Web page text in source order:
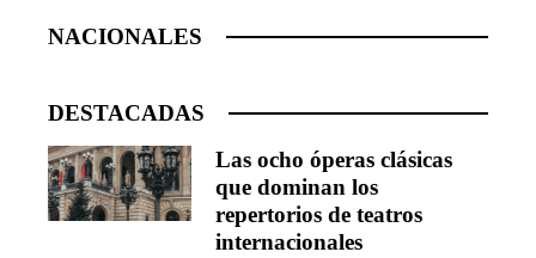
NACIONALES
DESTACADAS
Las ocho óperas clásicas
que dominan los
repertorios de teatros
internacionales